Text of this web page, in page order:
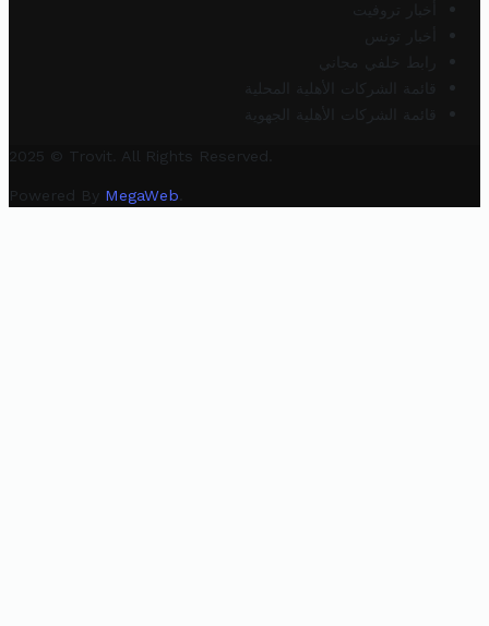
أخبار تروفيت
أخبار تونس
رابط خلفي مجاني
قائمة الشركات الأهلية المحلية
قائمة الشركات الأهلية الجهوية
2025 © Trovit. All Rights Reserved.
Powered By MegaWeb